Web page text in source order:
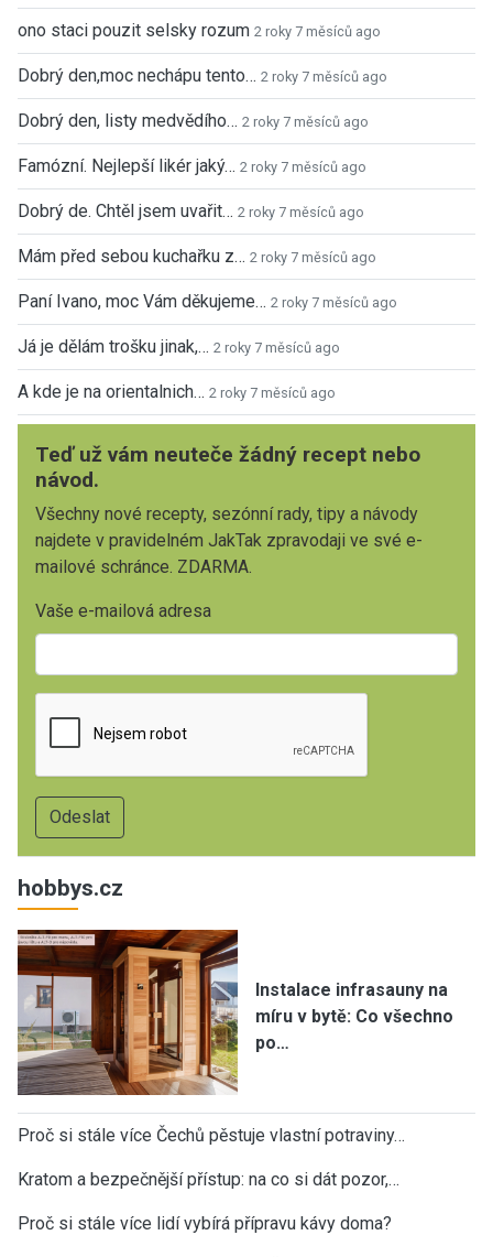
ono staci pouzit selsky rozum 2 roky 7 měsíců ago
Dobrý den,moc nechápu tento… 2 roky 7 měsíců ago
Dobrý den, listy medvědího… 2 roky 7 měsíců ago
Famózní. Nejlepší likér jaký… 2 roky 7 měsíců ago
Dobrý de. Chtěl jsem uvařit… 2 roky 7 měsíců ago
Mám před sebou kuchařku z… 2 roky 7 měsíců ago
Paní Ivano, moc Vám děkujeme… 2 roky 7 měsíců ago
Já je dělám trošku jinak,… 2 roky 7 měsíců ago
A kde je na orientalnich… 2 roky 7 měsíců ago
Teď už vám neuteče žádný recept nebo
návod.
Všechny nové recepty, sezónní rady, tipy a návody
najdete v pravidelném JakTak zpravodaji ve své e-
mailové schránce. ZDARMA.
Vaše e-mailová adresa
hobbys.cz
Instalace infrasauny na
míru v bytě: Co všechno
po…
Proč si stále více Čechů pěstuje vlastní potraviny…
Kratom a bezpečnější přístup: na co si dát pozor,…
Proč si stále více lidí vybírá přípravu kávy doma?